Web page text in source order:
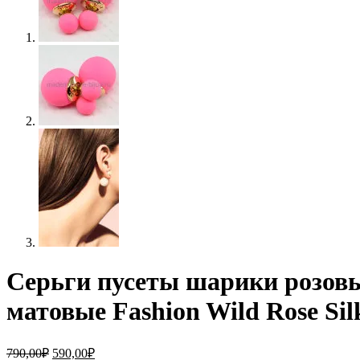
Серьги пусеты шарики
матовые Fashion Wild Rose
790,00₽ 590,00₽